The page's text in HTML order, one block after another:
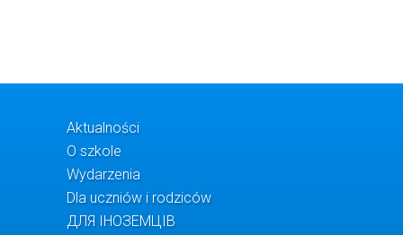
Aktualności
O szkole
Wydarzenia
Dla uczniów i rodziców
ДЛЯ ІНОЗЕМЦІВ